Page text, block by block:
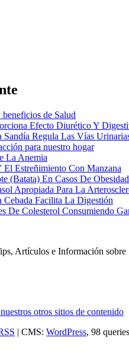
de Salud
Efecto Diurético Y
Regula Las Vías
para nuestro hogar
La Anemia
El Estreñimiento Con Manzana
(Batata) En Casos De Obesidad
Apropiada Para La
Facilita La Digestión
De Colesterol Consumiendo
Artículos e Información sobre
otros sitios de contenido
| CMS: WordPress, 98